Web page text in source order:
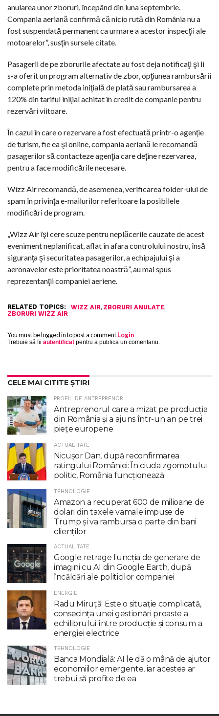
anularea unor zboruri, începând din luna septembrie.
Compania aeriană confirmă că nicio rută din România nu a
fost suspendată permanent ca urmare a acestor inspecţii ale
motoarelor”, susţin sursele citate.
Pasagerii de pe zborurile afectate au fost deja notificaţi şi li
s-a oferit un program alternativ de zbor, opţiunea rambursării
complete prin metoda iniţială de plată sau rambursarea a
120% din tariful iniţial achitat în credit de companie pentru
rezervări viitoare.
În cazul în care o rezervare a fost efectuată printr-o agenţie
de turism, fie ea şi online, compania aeriană le recomandă
pasagerilor să contacteze agenţia care deţine rezervarea,
pentru a face modificările necesare.
Wizz Air recomandă, de asemenea, verificarea folder-ului de
spam în privinţa e-mailurilor referitoare la posibilele
modificări de program.
„Wizz Air îşi cere scuze pentru neplăcerile cauzate de acest
eveniment neplanificat, aflat în afara controlului nostru, însă
siguranţa şi securitatea pasagerilor, a echipajului şi a
aeronavelor este prioritatea noastră”, au mai spus
reprezentanţii companiei aeriene.
RELATED TOPICS: WIZZ AIR, ZBORURI ANULATE,
ZBORURI WIZZ AIR
You must be logged in to post a commentLogin
Trebuie să fii autentificat pentru a publica un comentariu.
CELE MAI CITITE ȘTIRI
PROFIL DE ANTREPRENOR
Antreprenorul care a mizat pe producția
din România și a ajuns într-un an pe trei
piețe europene
ACTUALITATE
Nicuşor Dan, după reconfirmarea
ratingului României: În ciuda zgomotului
politic, România funcţionează
TEHNOLOGIE
Amazon a recuperat 600 de milioane de
dolari din taxele vamale impuse de
Trump şi va rambursa o parte din bani
clienţilor
ACTUALITATE
Google retrage funcţia de generare de
imagini cu AI din Google Earth, după
încălcări ale politicilor companiei
ENERGIE
Radu Miruţă: Este o situaţie complicată,
consecinţa unei gestionări proaste a
echilibrului între producţie şi consum a
energiei electrice
TEHNOLOGIE
Banca Mondială: AI le dă o mână de ajutor
economiilor emergente, iar acestea ar
trebui să profite de ea